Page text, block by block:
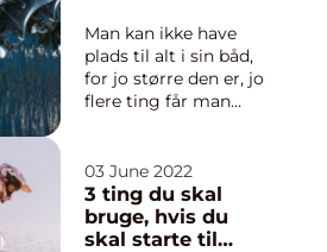
hjælp på. Grunden til
dette...
bliver hjemme
Man kan ikke have
plads til alt i sin båd,
for jo større den er, jo
flere ting får man
handle om de ting og
dele, man skal bruge
til at reparere med.
Der findes for
03 June 2022
3 ting du skal
bruge, hvis du
skal starte til